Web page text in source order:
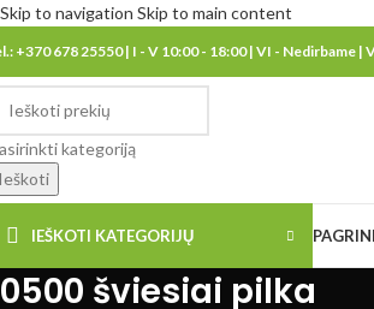
Skip to navigation Skip to main content
+370 678 25550 | I - V 10:00 - 18:00 | VI - Nedirbame |
kategoriją
IEŠKOTI KATEGORIJŲ
0500 šviesiai pilka